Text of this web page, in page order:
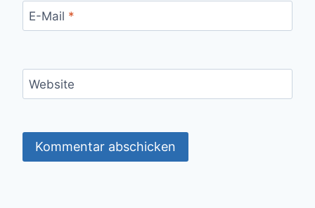
E-Mail *
Website